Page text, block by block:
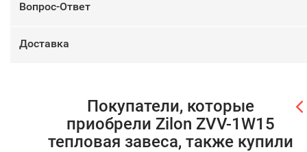
Вопрос-Ответ
Доставка
Покупатели, которые
приобрели Zilon ZVV-1W15
тепловая завеса, также купили